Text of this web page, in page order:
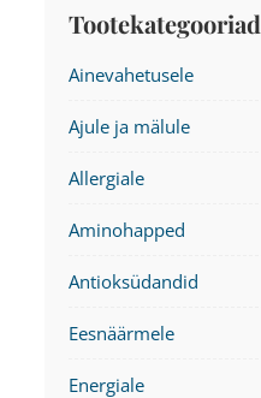
Tootekategooriad
Ainevahetusele
Ajule ja mälule
Allergiale
Aminohapped
Antioksüdandid
Eesnäärmele
Energiale